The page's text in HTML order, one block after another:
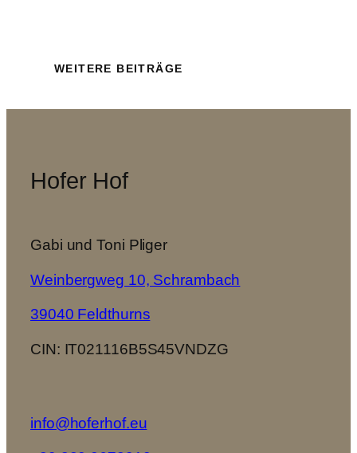
WEITERE BEITRÄGE
Hofer Hof
Gabi und Toni Pliger
Weinbergweg 10, Schrambach
39040 Feldthurns
CIN: IT021116B5S45VNDZG
info@hoferhof.eu